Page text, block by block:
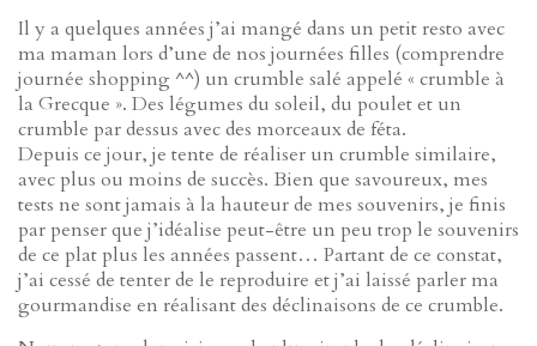
Il y a quelques années j’ai mangé dans un petit resto avec
ma maman lors d’une de nos journées filles (comprendre
journée shopping ^^) un crumble salé appelé « crumble à
la Grecque ». Des légumes du soleil, du poulet et un
crumble par dessus avec des morceaux de féta.
Depuis ce jour, je tente de réaliser un crumble similaire,
avec plus ou moins de succès. Bien que savoureux, mes
tests ne sont jamais à la hauteur de mes souvenirs, je finis
par penser que j’idéalise peut-être un peu trop le souvenirs
de ce plat plus les années passent… Partant de ce constat,
j’ai cessé de tenter de le reproduire et j’ai laissé parler ma
gourmandise en réalisant des déclinaisons de ce crumble.